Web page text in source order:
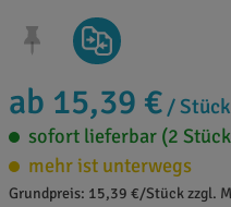
ab 15,39 € / Stück
sofort lieferbar (2
mehr ist unterwegs
Grundpreis: 15,39 €/Stück zzgl.